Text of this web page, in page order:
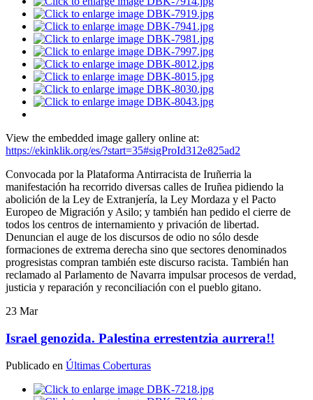
View the embedded image gallery online at:
https://ekinklik.org/es/?start=35#sigProId312e825ad2
Convocada por la Plataforma Antirracista de Iruñerria la
manifestación ha recorrido diversas calles de Iruñea pidiendo la
abolición de la Ley de Extranjería, la Ley Mordaza y el Pacto
Europeo de Migración y Asilo; y también han pedido el cierre de
todos los centros de internamiento y privación de libertad.
Denuncian el auge de los discursos de odio no sólo desde
formaciones de extrema derecha sino que sectores denominados
progresistas compran también este discurso racista. También han
reclamado al Parlamento de Navarra impulsar procesos de verdad,
justicia y reparación y reconciliación con el pueblo gitano.
23 Mar
Israel genozida. Palestina errestentzia aurrera!!
Publicado en Últimas Coberturas